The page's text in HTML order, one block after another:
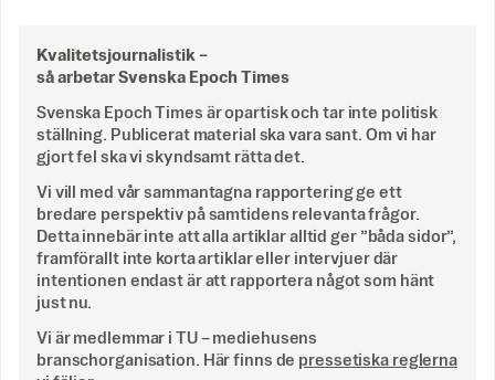
Kvalitetsjournalistik –
så arbetar Svenska Epoch Times
Svenska Epoch Times är opartisk och tar inte politisk
ställning. Publicerat material ska vara sant. Om vi har
gjort fel ska vi skyndsamt rätta det.
Vi vill med vår sammantagna rapportering ge ett
bredare perspektiv på samtidens relevanta frågor.
Detta innebär inte att alla artiklar alltid ger ”båda sidor”,
framförallt inte korta artiklar eller intervjuer där
intentionen endast är att rapportera något som hänt
just nu.
Vi är medlemmar i TU – mediehusens
branschorganisation. Här finns de pressetiska reglerna